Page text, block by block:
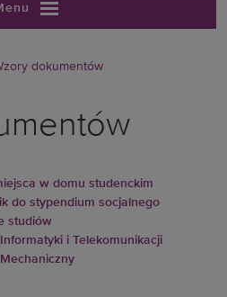
dokumentów
w domu studenckim
do stypendium socjalnego
studiów
i Telekomunikacji